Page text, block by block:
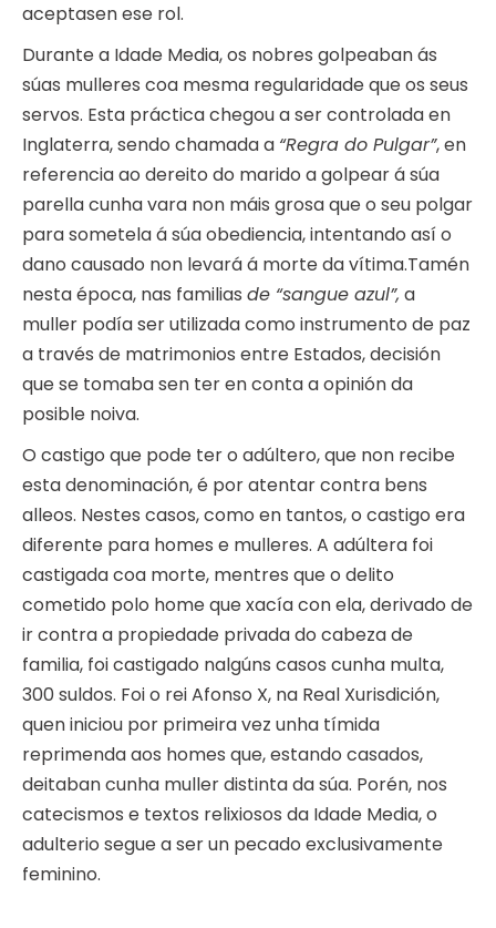
aceptasen ese rol.
Durante a Idade Media, os nobres golpeaban ás
súas mulleres coa mesma regularidade que os seus
servos. Esta práctica chegou a ser controlada en
Inglaterra, sendo chamada a “Regra do Pulgar”, en
referencia ao dereito do marido a golpear á súa
parella cunha vara non máis grosa que o seu polgar
para sometela á súa obediencia, intentando así o
dano causado non levará á morte da vítima.Tamén
nesta época, nas familias de “sangue azul”, a
muller podía ser utilizada como instrumento de paz
a través de matrimonios entre Estados, decisión
que se tomaba sen ter en conta a opinión da
posible noiva.
O castigo que pode ter o adúltero, que non recibe
esta denominación, é por atentar contra bens
alleos. Nestes casos, como en tantos, o castigo era
diferente para homes e mulleres. A adúltera foi
castigada coa morte, mentres que o delito
cometido polo home que xacía con ela, derivado de
ir contra a propiedade privada do cabeza de
familia, foi castigado nalgúns casos cunha multa,
300 suldos. Foi o rei Afonso X, na Real Xurisdición,
quen iniciou por primeira vez unha tímida
reprimenda aos homes que, estando casados,
deitaban cunha muller distinta da súa. Porén, nos
catecismos e textos relixiosos da Idade Media, o
adulterio segue a ser un pecado exclusivamente
feminino.